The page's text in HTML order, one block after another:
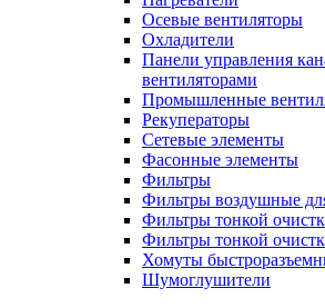
Осевые вентиляторы
Охладители
Панели управления
вентиляторами
Промышленные
Рекуператоры
Сетевые элементы
Фасонные элементы
Фильтры
Фильтры воздушные
Фильтры тонкой
Фильтры тонкой
Хомуты
Шумоглушители